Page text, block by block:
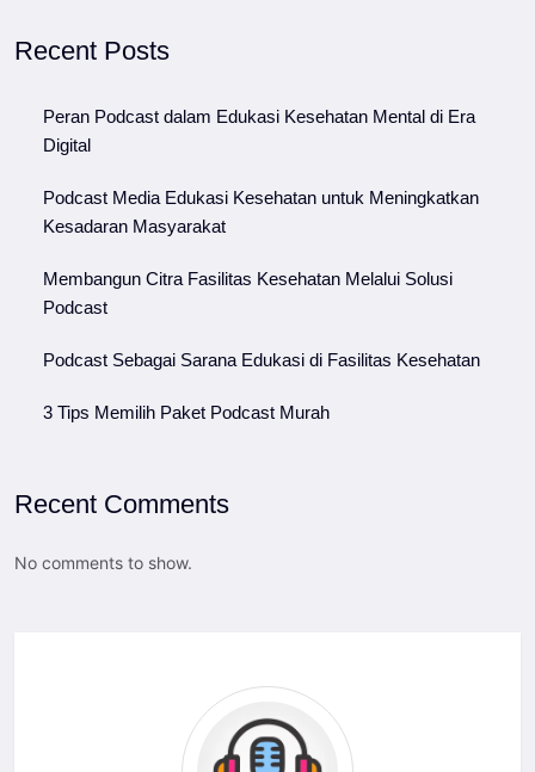
Recent Posts
Peran Podcast dalam Edukasi Kesehatan Mental di Era
Digital
Podcast Media Edukasi Kesehatan untuk Meningkatkan
Kesadaran Masyarakat
Membangun Citra Fasilitas Kesehatan Melalui Solusi
Podcast
Podcast Sebagai Sarana Edukasi di Fasilitas Kesehatan
3 Tips Memilih Paket Podcast Murah
Recent Comments
No comments to show.